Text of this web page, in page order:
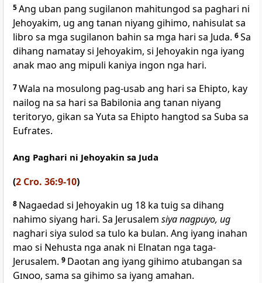
5Ang uban pang sugilanon mahitungod sa paghari ni
Jehoyakim, ug ang tanan niyang gihimo, nahisulat sa
libro sa mga sugilanon bahin sa mga hari sa Juda. 6Sa
dihang namatay si Jehoyakim, si Jehoyakin nga iyang
anak mao ang mipuli kaniya ingon nga hari.
7Wala na mosulong pag-usab ang hari sa Ehipto, kay
nailog na sa hari sa Babilonia ang tanan niyang
teritoryo, gikan sa Yuta sa Ehipto hangtod sa Suba sa
Eufrates.
Ang Paghari ni Jehoyakin sa Juda
(2 Cro. 36:9-10)
8 Nagaedad si Jehoyakin ug 18 ka tuig sa dihang
nahimo siyang hari. Sa Jerusalem siya nagpuyo, ug
naghari siya sulod sa tulo ka bulan. Ang iyang inahan
mao si Nehusta nga anak ni Elnatan nga taga-
Jerusalem. 9 Daotan ang iyang gihimo atubangan sa
Ginoo, sama sa gihimo sa iyang amahan.